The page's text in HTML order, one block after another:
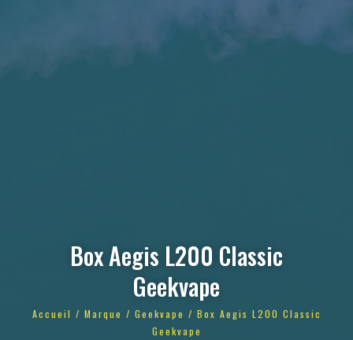
Box Aegis L200 Classic
Geekvape
Accueil / Marque / Geekvape / Box Aegis L200 Classic
Geekvape